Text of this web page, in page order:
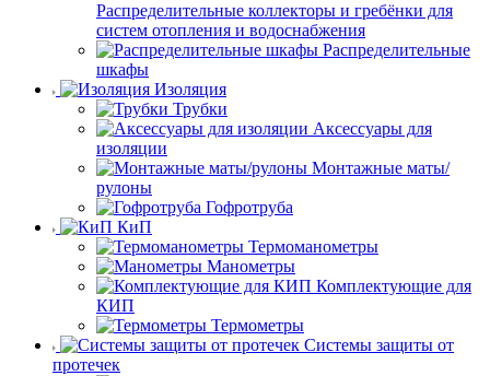
Распределительные коллекторы и гребёнки для
систем отопления и водоснабжения
Распределительные
шкафы
Изоляция
Трубки
Аксессуары для
изоляции
Монтажные маты/
рулоны
Гофротруба
КиП
Термоманометры
Манометры
Комплектующие для
КИП
Термометры
Системы защиты от
протечек